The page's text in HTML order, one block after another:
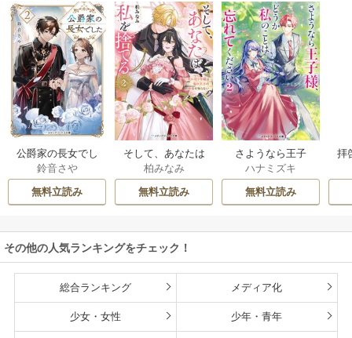
公爵家の長女でし
た
鈴音さや
無料立読み
そして、あなたは
私を捨てる
柏みなみ
無料立読み
さようなら王子
様、どうか私のこ
とは忘れてくださ
い
ハナミズキ
無料立読み
拝
その他の人気ランキングをチェック！
総合ランキング メディア化
少女・女性 少年・青年